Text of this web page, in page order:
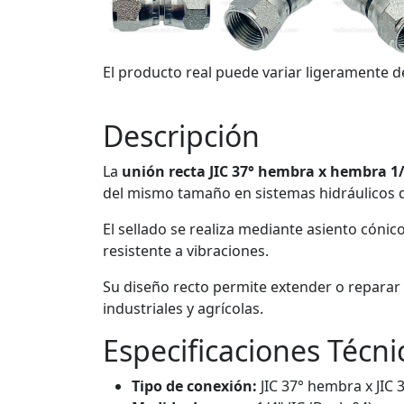
El producto real puede variar ligeramente
Descripción
La unión recta JIC 37° hembra x hembra 1/
del mismo tamaño en sistemas hidráulicos
El sellado se realiza mediante asiento
resistente a vibraciones.
Su diseño recto permite extender o
industriales y agrícolas.
Especificaciones
Tipo de conexión: JIC 37° hembra x JIC